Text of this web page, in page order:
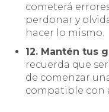
cometerá
perdonar y
hacer lo mismo.
12. Mantén tus
recuerda que
de comenzar
compatible con